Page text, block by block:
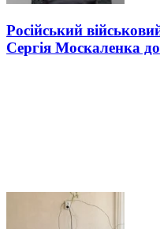
Російський
Сергія Москаленка